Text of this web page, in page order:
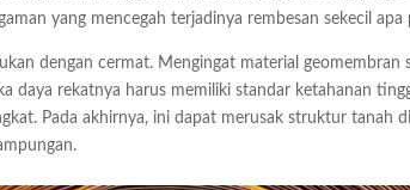
yang mencegah terjadinya rembesan sekecil apa
dengan cermat. Mengingat material geomembran
daya rekatnya harus memiliki standar ketahanan
Pada akhirnya, ini dapat merusak struktur tanah